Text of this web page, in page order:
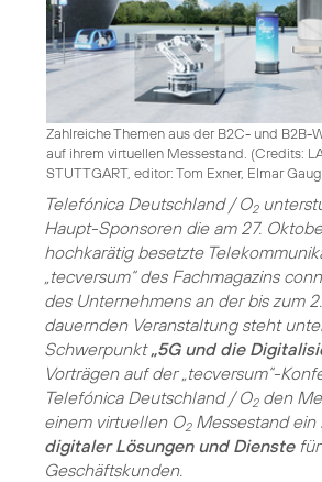
Zahlreiche Themen aus der B2C- und B2B-
auf ihrem virtuellen Messestand. (Credits:
STUTTGART, editor: Tom Exner, Elmar
Telefónica Deutschland / O2
Haupt-Sponsoren die am 27.
hochkarätig besetzte
„tecversum“ des Fachmagazins
des Unternehmens an der bis zum
dauernden Veranstaltung steht
Schwerpunkt„5G und die
Vorträgen auf der „tecversum“-
Telefónica Deutschland / O2den
einem virtuellen O2Messestand ein
digitaler Lösungen und Dienstefür
Geschäftskunden.